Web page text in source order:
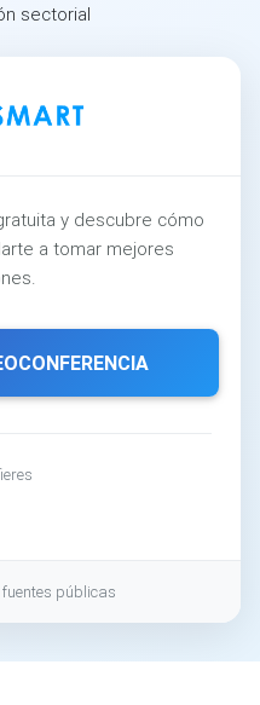
sectorial
y descubre cómo
a tomar mejores
públicas